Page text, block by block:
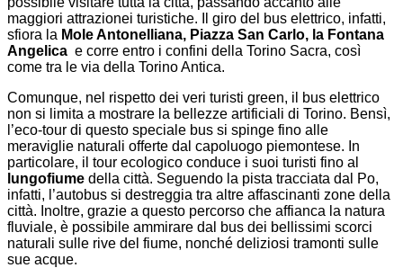
maggiori attrazionei turistiche. Il giro del bus elettrico, infatti,
sfiora la Mole Antonelliana, Piazza San Carlo, la Fontana
Angelica e corre entro i confini della Torino Sacra, così
come tra le via della Torino Antica.
Comunque, nel rispetto dei veri turisti green, il bus elettrico
non si limita a mostrare la bellezze artificiali di Torino. Bensì,
l’eco-tour di questo speciale bus si spinge fino alle
meraviglie naturali offerte dal capoluogo piemontese. In
particolare, il tour ecologico conduce i suoi turisti fino al
lungofiume della città. Seguendo la pista tracciata dal Po,
infatti, l’autobus si destreggia tra altre affascinanti zone della
città. Inoltre, grazie a questo percorso che affianca la natura
fluviale, è possibile ammirare dal bus dei bellissimi scorci
naturali sulle rive del fiume, nonché deliziosi tramonti sulle
sue acque.